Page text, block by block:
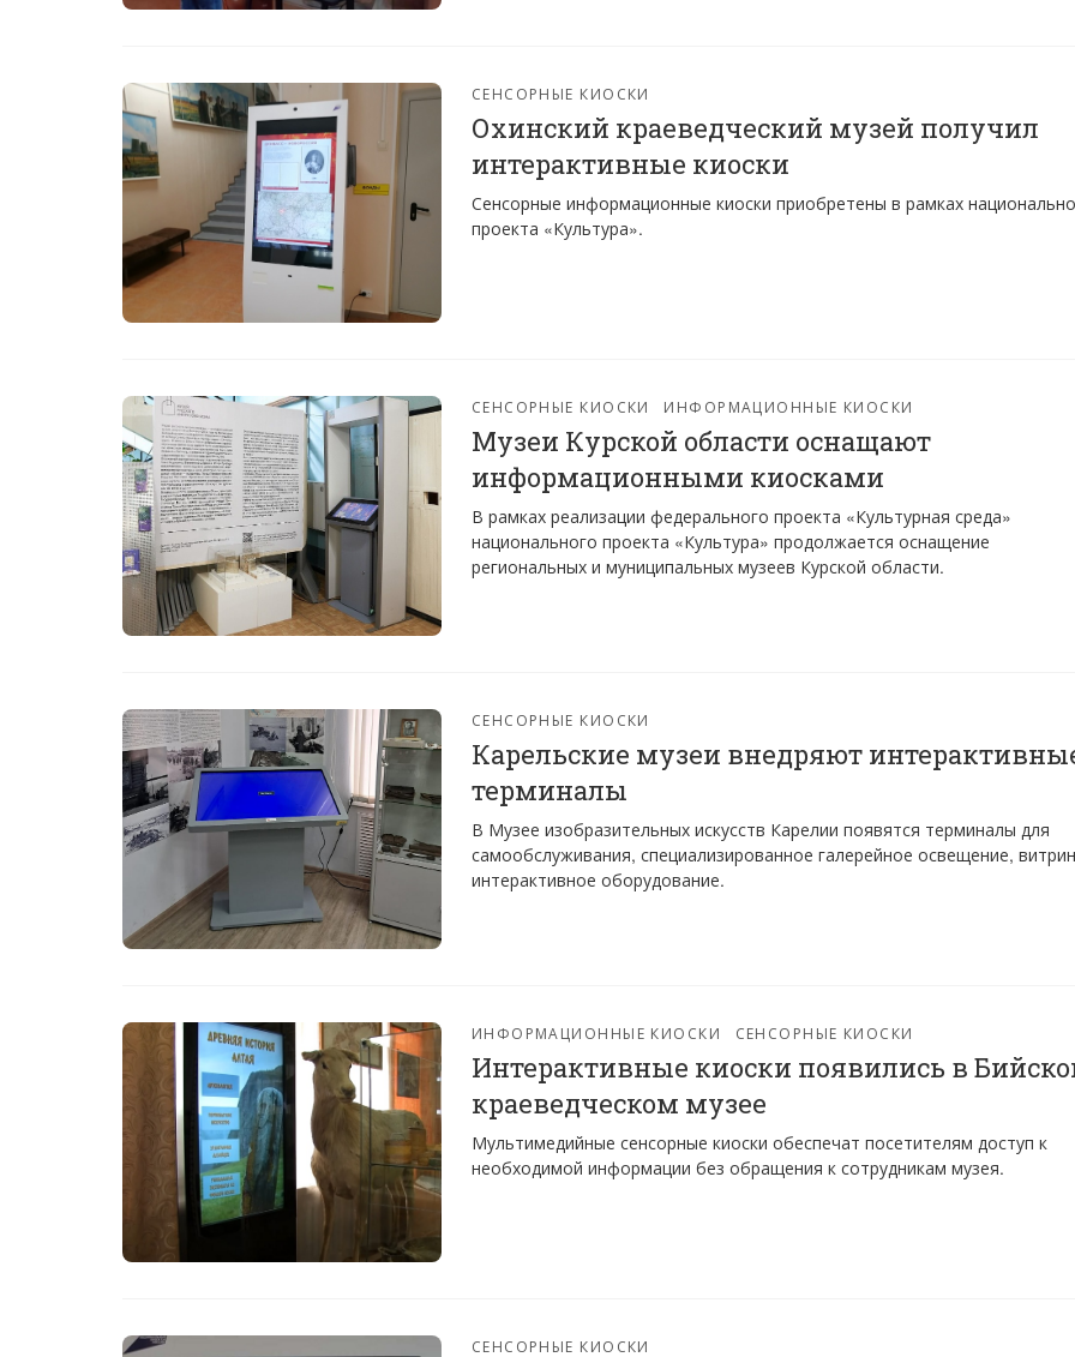
СЕНСОРНЫЕ КИОСКИ
Охинский краеведческий музей получил
интерактивные киоски
Сенсорные информационные киоски приобретены в рамках
проекта «Культура».
СЕНСОРНЫЕ КИОСКИ ИНФОРМАЦИОННЫЕ КИОСКИ
Музеи Курской области оснащают
информационными киосками
В рамках реализации федерального проекта «Культурная среда»
национального проекта «Культура» продолжается оснащение
региональных и муниципальных музеев Курской области.
СЕНСОРНЫЕ КИОСКИ
Карельские музеи внедряют
терминалы
В Музее изобразительных искусств Карелии появятся терминалы для
самообслуживания, специализированное галерейное освещение,
интерактивное оборудование.
ИНФОРМАЦИОННЫЕ КИОСКИ СЕНСОРНЫЕ КИОСКИ
Интерактивные киоски появились в
краеведческом музее
Мультимедийные сенсорные киоски обеспечат посетителям доступ к
необходимой информации без обращения к сотрудникам музея.
СЕНСОРНЫЕ КИОСКИ